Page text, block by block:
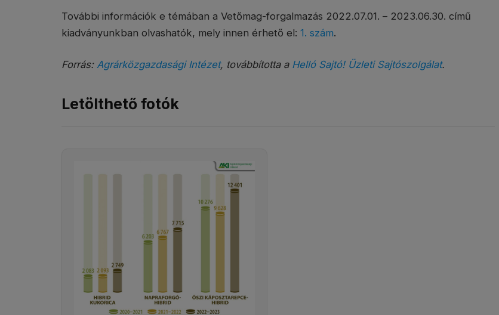
További információk e témában a Vetőmag-forgalmazás 2022.07.01. – 2023.06.30. című
kiadványunkban olvashatók, mely innen érhető el: 1. szám.
Forrás: Agrárközgazdasági Intézet, továbbította a Helló Sajtó! Üzleti Sajtószolgálat.
Letölthető fotók